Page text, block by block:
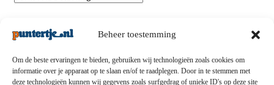
Beheer toestemming
Om de beste ervaringen te bieden, gebruiken wij technologieën zoals cookies om
informatie over je apparaat op te slaan en/of te raadplegen. Door in te stemmen met
deze technologieën kunnen wij gegevens zoals surfgedrag of unieke ID's op deze site